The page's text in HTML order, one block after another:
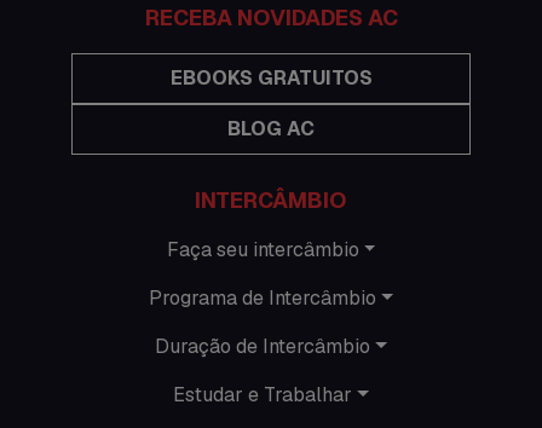
Histórias de intercâmbio
Hospedagem
Imigração Austrália
Informações gerais
Intercâmbio de férias
Minhas histórias na Austrália
Nova Zelândia
RECEBA NOVIDADES AC
EBOOKS GRATUITOS
BLOG AC
INTERCÂMBIO
Faça seu intercâmbio
Programa de Intercâmbio
Duração de Intercâmbio
Estudar e Trabalhar